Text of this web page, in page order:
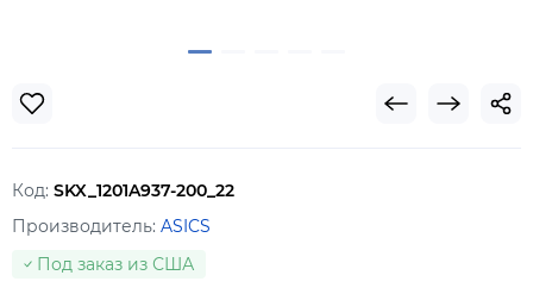
Код: SKX_1201A937-200_22
Производитель: ASICS
Под заказ из США